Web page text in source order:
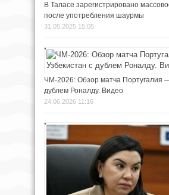
В Таласе зарегистрировано
после употребления шаурмы
31.05.2025 15:05
ЧМ-2026: Обзор матча Португалия
дублем Роналду. Видео
24.06.2026 11:16